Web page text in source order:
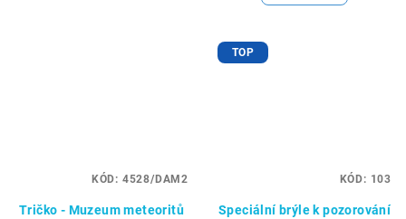
Tričko - Muzeum meteoritů
KÓD: 4528/DAM2
TOP
Speciální brýle k pozorování
KÓD: 103